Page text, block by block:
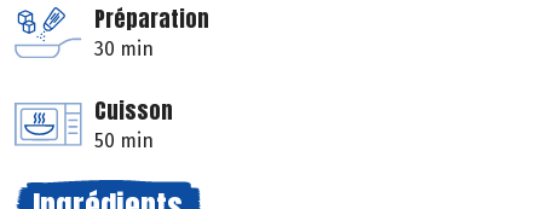
Préparation
30 min
Cuisson
50 min